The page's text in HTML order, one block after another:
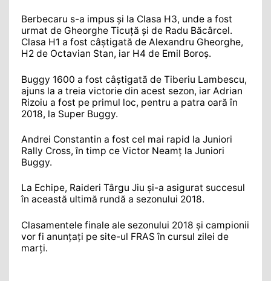
Berbecaru s-a impus și la Clasa H3, unde a fost
urmat de Gheorghe Ticuță și de Radu Băcârcel.
Clasa H1 a fost câștigată de Alexandru Gheorghe,
H2 de Octavian Stan, iar H4 de Emil Boroș.
Buggy 1600 a fost câștigată de Tiberiu Lambescu,
ajuns la a treia victorie din acest sezon, iar Adrian
Rizoiu a fost pe primul loc, pentru a patra oară în
2018, la Super Buggy.
Andrei Constantin a fost cel mai rapid la Juniori
Rally Cross, în timp ce Victor Neamț la Juniori
Buggy.
La Echipe, Raideri Târgu Jiu și-a asigurat succesul
în această ultimă rundă a sezonului 2018.
Clasamentele finale ale sezonului 2018 și campionii
vor fi anunțați pe site-ul FRAS în cursul zilei de
marți.